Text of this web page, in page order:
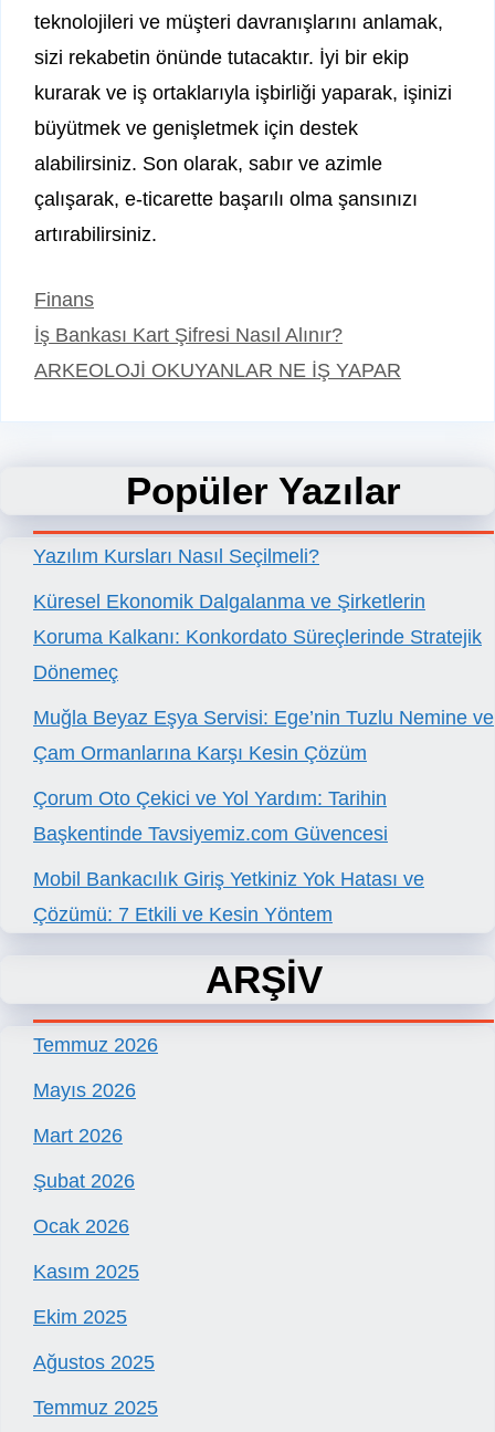
teknolojileri ve müşteri davranışlarını anlamak,
sizi rekabetin önünde tutacaktır. İyi bir ekip
kurarak ve iş ortaklarıyla işbirliği yaparak, işinizi
büyütmek ve genişletmek için destek
alabilirsiniz. Son olarak, sabır ve azimle
çalışarak, e-ticarette başarılı olma şansınızı
artırabilirsiniz.
Kategoriler
Finans
İş Bankası Kart Şifresi Nasıl Alınır?
ARKEOLOJİ OKUYANLAR NE İŞ YAPAR
Popüler Yazılar
Yazılım Kursları Nasıl Seçilmeli?
Küresel Ekonomik Dalgalanma ve Şirketlerin
Koruma Kalkanı: Konkordato Süreçlerinde Stratejik
Dönemeç
Muğla Beyaz Eşya Servisi: Ege’nin Tuzlu Nemine ve
Çam Ormanlarına Karşı Kesin Çözüm
Çorum Oto Çekici ve Yol Yardım: Tarihin
Başkentinde Tavsiyemiz.com Güvencesi
Mobil Bankacılık Giriş Yetkiniz Yok Hatası ve
Çözümü: 7 Etkili ve Kesin Yöntem
ARŞİV
Temmuz 2026
Mayıs 2026
Mart 2026
Şubat 2026
Ocak 2026
Kasım 2025
Ekim 2025
Ağustos 2025
Temmuz 2025